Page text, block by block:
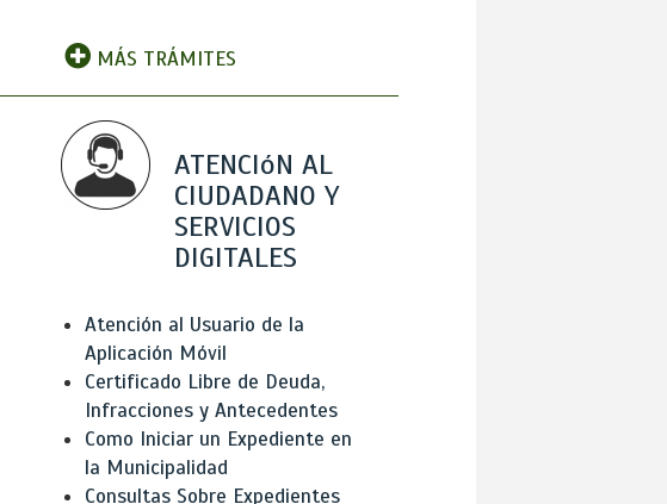
MÁS TRÁMITES
ATENCIóN AL
CIUDADANO Y
SERVICIOS
DIGITALES
Atención al Usuario de la
Aplicación Móvil
Certificado Libre de Deuda,
Infracciones y Antecedentes
Como Iniciar un Expediente en
la Municipalidad
Consultas Sobre Expedientes